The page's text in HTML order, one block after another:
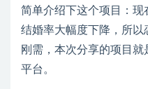
简单介绍下这个项目：
结婚率大幅度下降，所
刚需，本次分享的项目
平台。